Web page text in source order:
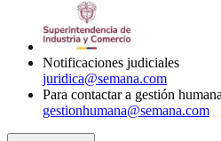
Notificaciones judiciales
juridica@semana.com
Para contactar a gestión humana
gestionhumana@semana.com